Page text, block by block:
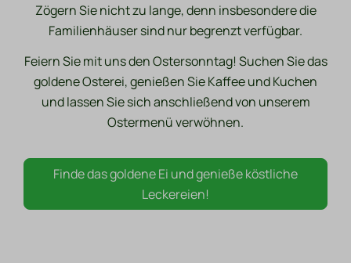
Zögern Sie nicht zu lange, denn insbesondere die
Familienhäuser sind nur begrenzt verfügbar.
Feiern Sie mit uns den Ostersonntag! Suchen Sie das
goldene Osterei, genießen Sie Kaffee und Kuchen
und lassen Sie sich anschließend von unserem
Ostermenü verwöhnen.
Finde das goldene Ei und genieße köstliche
Leckereien!